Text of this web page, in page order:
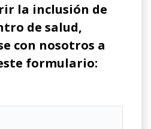
la inclusión de
de salud,
con nosotros a
formulario: